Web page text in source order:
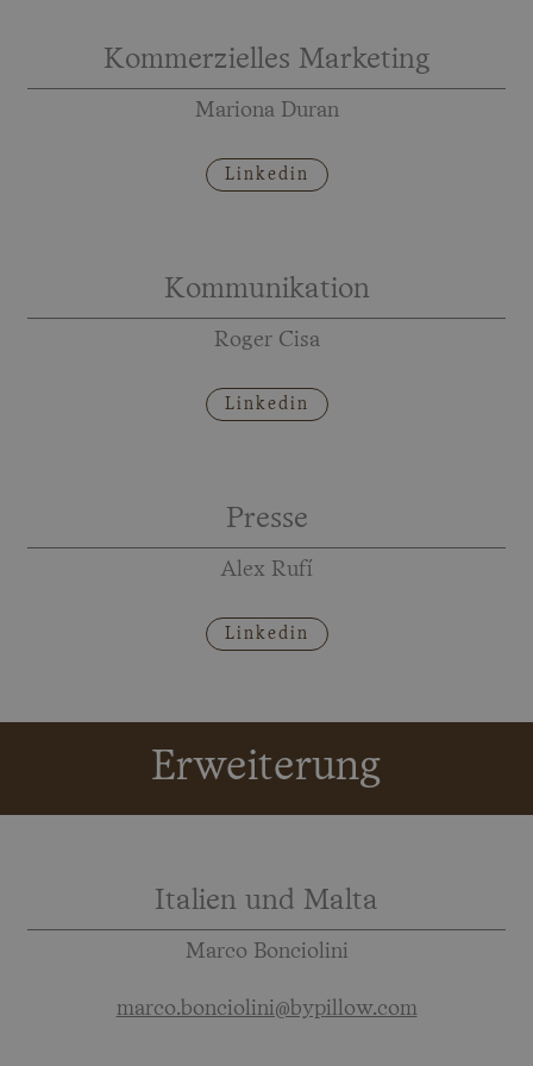
Kommerzielles Marketing
Mariona Duran
Linkedin
Kommunikation
Roger Cisa
Linkedin
Presse
Alex Rufí
Linkedin
Erweiterung
Italien und Malta
Marco Bonciolini
marco.bonciolini@bypillow.com